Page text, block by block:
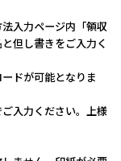
入力ページ内「領収
但し書きをご入力く
ドが可能となりま
入力ください。上様